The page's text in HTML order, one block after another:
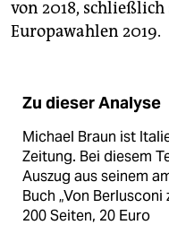
von 2018, schließlich
Europawahlen 2019.
Zu dieser Analyse
Michael Braun ist
Zeitung. Bei diesem
Auszug aus seinem
Buch „Von Berlusconi
200 Seiten, 20 Euro